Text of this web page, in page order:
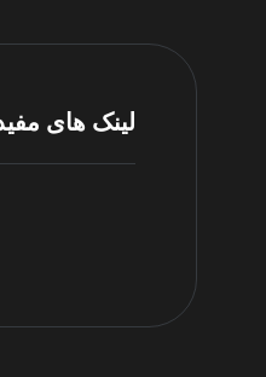
لینک های